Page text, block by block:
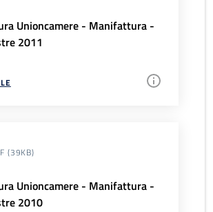
Unioncamere - Manifattura -
2011
(39KB)
Unioncamere - Manifattura -
2010